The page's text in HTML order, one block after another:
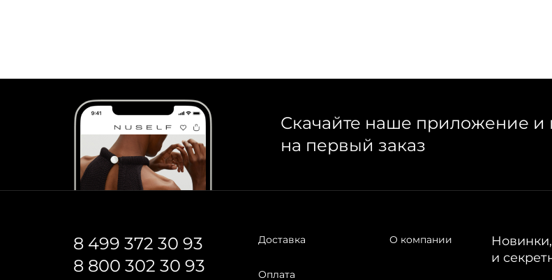
Скачайте наше приложение и
на первый заказ
8 499 372 30 93
8 800 302 30 93
Доставка
Оплата
О компании
и